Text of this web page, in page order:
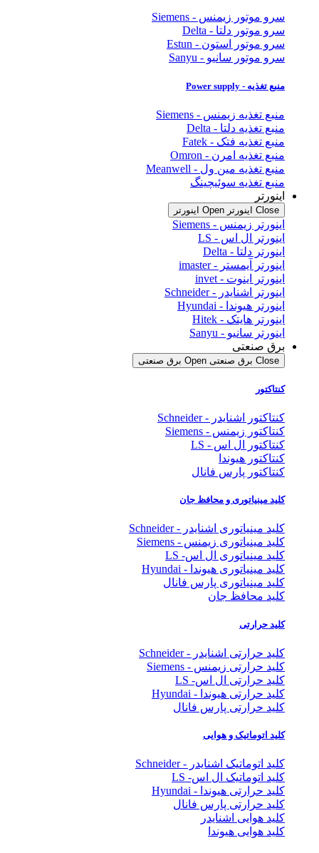
سرو موتور زیمنس - Siemens
سرو موتور دلتا - Delta
سرو موتور استون - Estun
سرو موتور سانیو - Sanyu
منبع تغذیه - Power supply
منبع تغذیه زیمنس - Siemens
منبع تغذیه دلتا - Delta
منبع تغذیه فتک - Fatek
منبع تغذیه امرن - Omron
منبع تغذیه مین ول - Meanwell
منبع تغذیه سوئیچینگ
اینورتر
Close اینورتر Open اینورتر
اینورتر زیمنس - Siemens
اینورتر ال اس - LS
اینورتر دلتا - Delta
اینورتر آیمستر - imaster
اینورتر اینوت - invet
اینورتر اشنایدر - Schneider
اینورتر هیوندا - Hyundai
اینورتر هایتک - Hitek
اینورتر سانیو - Sanyu
برق صنعتی
Close برق صنعتی Open برق صنعتی
کنتاکتور
کنتاکتور اشنایدر - Schneider
کنتاکتور زیمنس - Siemens
کنتاکتور ال اس - LS
کنتاکتور هیوندا
کنتاکتور پارس فانال
کلید مینیاتوری و محافظ جان
کلید مینیاتوری اشنایدر - Schneider
کلید مینیاتوری زیمنس - Siemens
کلید مینیاتوری ال اس- LS
کلید مینیاتوری هیوندا - Hyundai
کلید مینیاتوری پارس فانال
کلید محافظ جان
کلید حرارتی
کلید حرارتی اشنایدر - Schneider
کلید حرارتی زیمنس - Siemens
کلید حرارتی ال اس- LS
کلید حرارتی هیوندا - Hyundai
کلید حرارتی پارس فانال
کلید اتوماتیک و هوایی
کلید اتوماتیک اشنایدر - Schneider
کلید اتوماتیک ال اس- LS
کلید حرارتی هیوندا - Hyundai
کلید حرارتی پارس فانال
کلید هوایی اشنایدر
کلید هوایی هیوندا